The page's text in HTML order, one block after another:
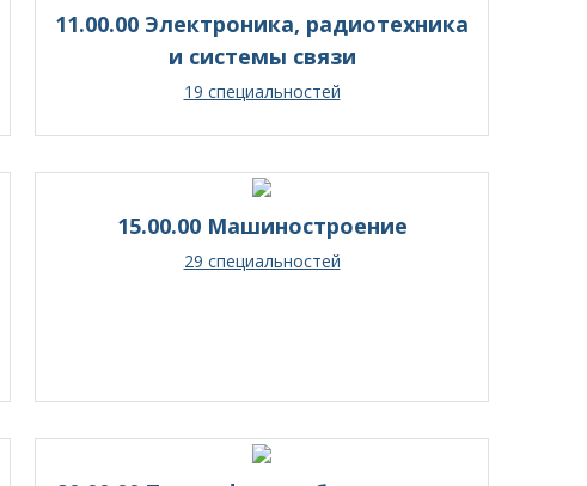
11.00.00 Электроника, радиотехника
и системы связи
19 специальностей
15.00.00 Машиностроение
29 специальностей